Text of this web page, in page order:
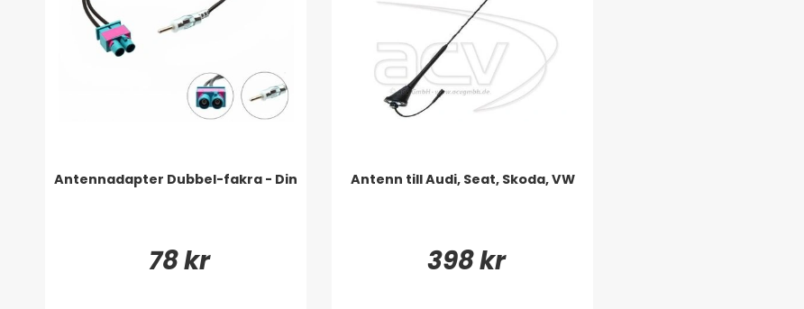
Antennadapter Dubbel-fakra - Din
78 kr
Antenn till Audi, Seat, Skoda, VW
398 kr